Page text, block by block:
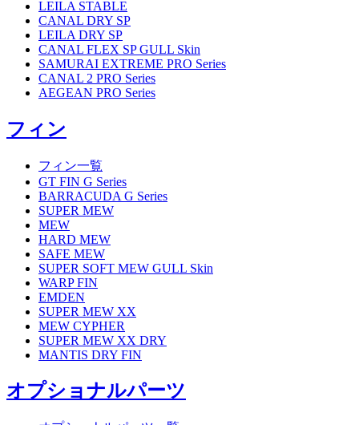
LEILA STABLE
CANAL DRY SP
LEILA DRY SP
CANAL FLEX SP GULL Skin
SAMURAI EXTREME PRO Series
CANAL 2 PRO Series
AEGEAN PRO Series
フィン
フィン一覧
GT FIN G Series
BARRACUDA G Series
SUPER MEW
MEW
HARD MEW
SAFE MEW
SUPER SOFT MEW GULL Skin
WARP FIN
EMDEN
SUPER MEW XX
MEW CYPHER
SUPER MEW XX DRY
MANTIS DRY FIN
オプショナルパーツ